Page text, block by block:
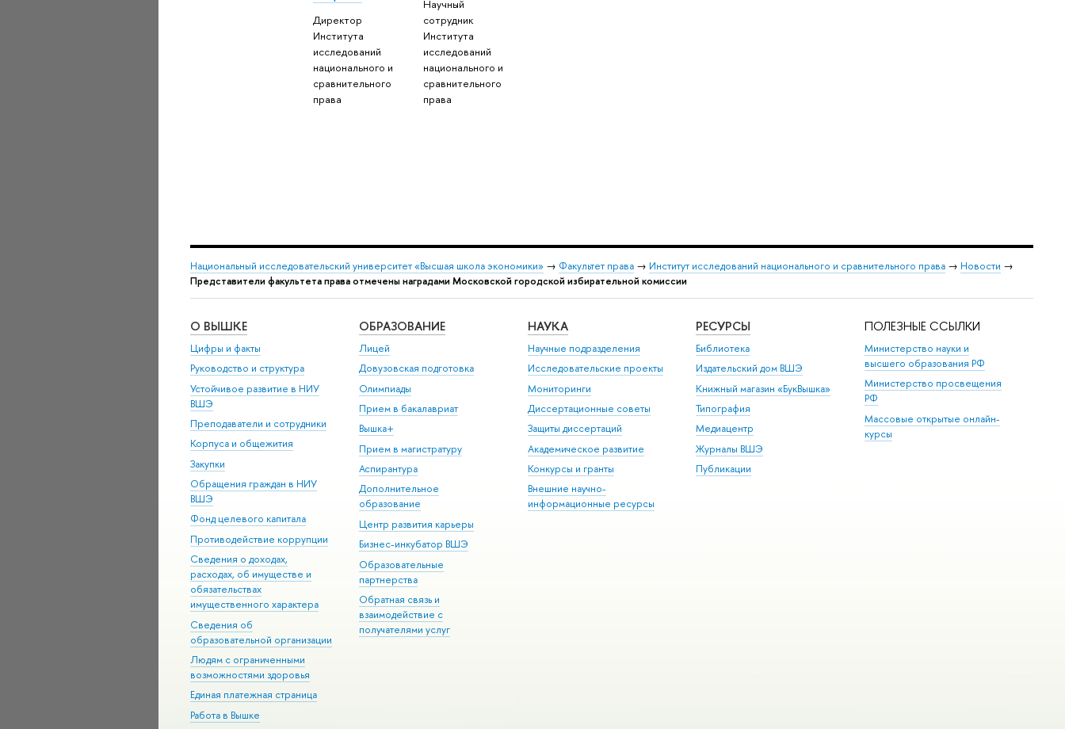
Директор
Института
исследований
национального и
сравнительного
права
Научный
сотрудник
Института
исследований
национального и
сравнительного
права
Национальный исследовательский университет «Высшая школа экономики» → Факультет права → Институт исследований национального и сравнительного права → Новости →
Представители факультета права отмечены наградами Московской городской избирательной комиссии
О ВЫШКЕ
Цифры и факты
Руководство и структура
Устойчивое развитие в НИУ
ВШЭ
Преподаватели и сотрудники
Корпуса и общежития
Закупки
Обращения граждан в НИУ
ВШЭ
Фонд целевого капитала
Противодействие коррупции
Сведения о доходах,
расходах, об имуществе и
обязательствах
имущественного характера
Сведения об
образовательной организации
Людям с ограниченными
возможностями здоровья
Единая платежная страница
Работа в Вышке
ОБРАЗОВАНИЕ
Лицей
Довузовская подготовка
Олимпиады
Прием в бакалавриат
Вышка+
Прием в магистратуру
Аспирантура
Дополнительное
образование
Центр развития карьеры
Бизнес-инкубатор ВШЭ
Образовательные
партнерства
Обратная связь и
взаимодействие с
получателями услуг
НАУКА
Научные подразделения
Исследовательские проекты
Мониторинги
Диссертационные советы
Защиты диссертаций
Академическое развитие
Конкурсы и гранты
Внешние научно-
информационные ресурсы
РЕСУРСЫ
Библиотека
Издательский дом ВШЭ
Книжный магазин «БукВышка»
Типография
Медиацентр
Журналы ВШЭ
Публикации
ПОЛЕЗНЫЕ ССЫЛКИ
Министерство науки и
высшего образования РФ
Министерство просвещения
РФ
Массовые открытые онлайн-
курсы